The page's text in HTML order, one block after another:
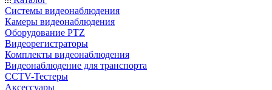
Системы видеонаблюдения
Камеры видеонаблюдения
Оборудование PTZ
Видеорегистраторы
Комплекты видеонаблюдения
Видеонаблюдение для транспорта
CCTV-Тестеры
Аксессуары